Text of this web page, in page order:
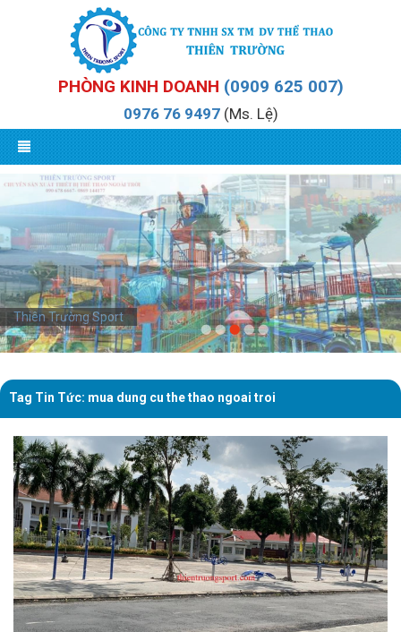
PHÒNG KINH DOANH (0909 625 007)
0976 76 9497(Ms. Lệ)
Thiên Trường Sport
Thiên Trường Sport
Tag Tin Tức: mua dung cu the thao ngoai troi